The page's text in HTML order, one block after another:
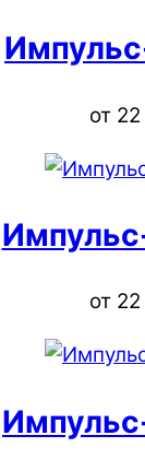
от 22
от 22